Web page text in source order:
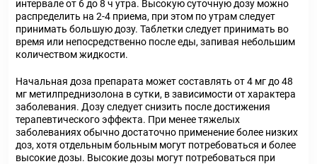
интервале от 6 до 8 ч утра. Высокую суточную дозу можно
распределить на 2-4 приема, при этом по утрам следует
принимать большую дозу. Таблетки следует принимать во
время или непосредственно после еды, запивая небольшим
количеством жидкости.
Начальная доза препарата может составлять от 4 мг до 48
мг метилпреднизолона в сутки, в зависимости от характера
заболевания. Дозу следует снизить после достижения
терапевтического эффекта. При менее тяжелых
заболеваниях обычно достаточно применение более низких
доз, хотя отдельным больным могут потребоваться и более
высокие дозы. Высокие дозы могут потребоваться при